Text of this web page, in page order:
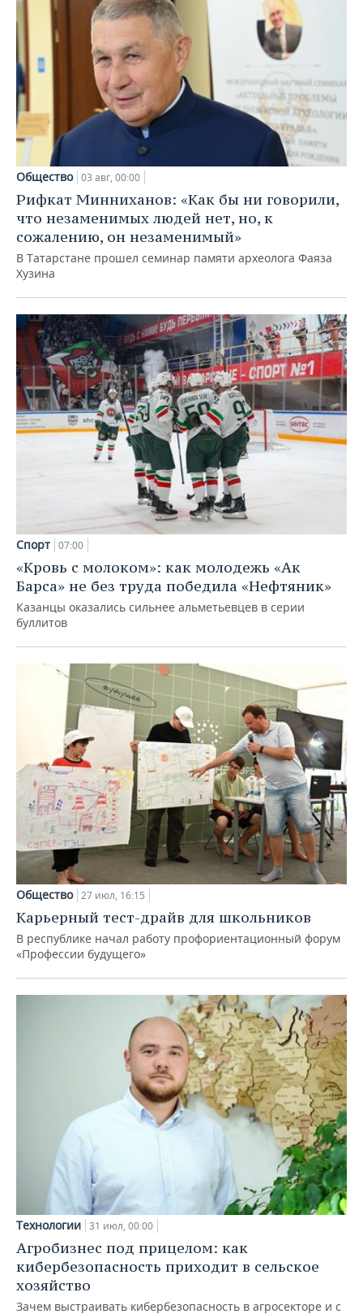
Общество 03 авг, 00:00
Рифкат Минниханов: «Как бы ни говорили,
что незаменимых людей нет, но, к
сожалению, он незаменимый»
В Татарстане прошел семинар памяти археолога Фаяза
Хузина
Спорт 07:00
«Кровь с молоком»: как молодежь «Ак
Барса» не без труда победила «Нефтяник»
Казанцы оказались сильнее альметьевцев в серии
буллитов
Общество 27 июл, 16:15
Карьерный тест-драйв для школьников
В республике начал работу профориентационный форум
«Профессии будущего»
Технологии 31 июл, 00:00
Агробизнес под прицелом: как
кибербезопасность приходит в сельское
хозяйство
Зачем выстраивать кибербезопасность в агросекторе и с